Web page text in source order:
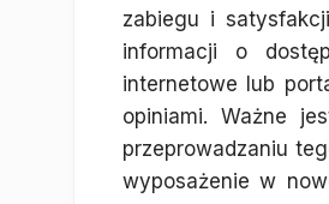
zabiegu i
informacji o
internetowe lub
opiniami. Ważne
przeprowadzaniu
wyposażenie w